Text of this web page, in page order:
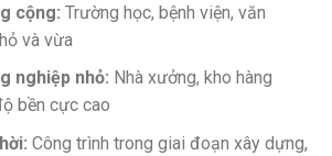
cộng: Trường học, bệnh viện, văn
và vừa
nghiệp nhỏ: Nhà xưởng, kho hàng
bền cực cao
Công trình trong giai đoạn xây dựng,